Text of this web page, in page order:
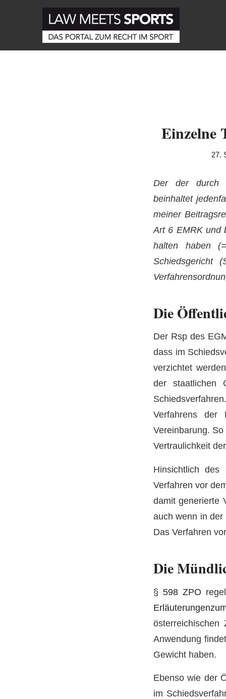
Einzelne
27.
Der der durch
beinhaltet
meiner
Art 6 EMRK und
halten haben
Schiedsgericht
Die
Der Rsp des
dass im
verzichtet
der staatlichen
Verfahrens der
Vereinbarung.
Vertraulichkeit
Hinsichtlich des
Verfahren vor
damit generierte
auch wenn in
Das Verfahren
Die
§ 598 ZPO
österreichischen
Anwendung
Gewicht haben.
Ebenso wie der
im